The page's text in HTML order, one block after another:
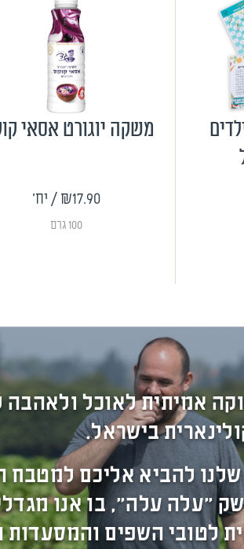
משקה יוגורט אסאי
₪17.90/ יח'
100 גרם
אמיתית לאוכל ולאהבה
בישראל.
להביא אליכם למטבח
"עלה עלה", בו אנו
לטובי השפים והמסעדות